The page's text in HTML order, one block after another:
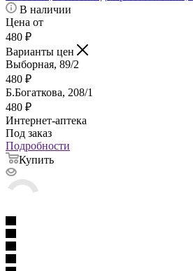
В наличии
Цена от
480 ₽
Варианты цен
Выборная, 89/2
480 ₽
Б.Богаткова, 208/1
480 ₽
Интернет-аптека
Под заказ
Подробности
Купить